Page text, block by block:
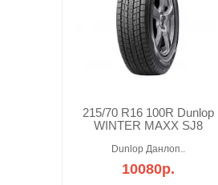
215/70 R16 100R Dunlop
WINTER MAXX SJ8
Dunlop Данлоп..
10080р.